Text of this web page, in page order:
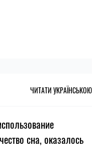
ЧИТАТИ УКРАЇНСЬКОЮ
сна, оказалось